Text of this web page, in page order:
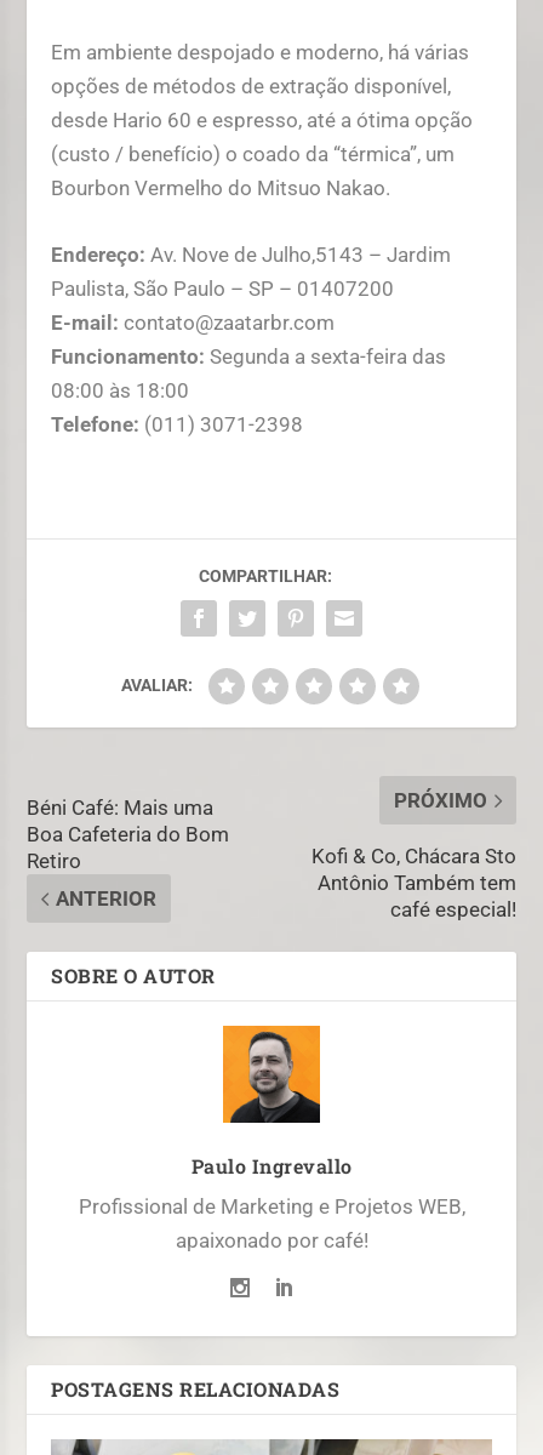
Em ambiente despojado e moderno, há várias
opções de métodos de extração disponível,
desde Hario 60 e espresso, até a ótima opção
(custo / benefício) o coado da “térmica”, um
Bourbon Vermelho do Mitsuo Nakao.
Endereço: Av. Nove de Julho,5143 – Jardim
Paulista, São Paulo – SP – 01407200
E-mail: contato@zaatarbr.com
Funcionamento: Segunda a sexta-feira das
08:00 às 18:00
Telefone: (011) 3071-2398
COMPARTILHAR:
AVALIAR:
Béni Café: Mais uma
Boa Cafeteria do Bom
Retiro
ANTERIOR
PRÓXIMO
Kofi & Co, Chácara Sto
Antônio Também tem
café especial!
SOBRE O AUTOR
Paulo Ingrevallo
Profissional de Marketing e Projetos WEB,
apaixonado por café!
POSTAGENS RELACIONADAS